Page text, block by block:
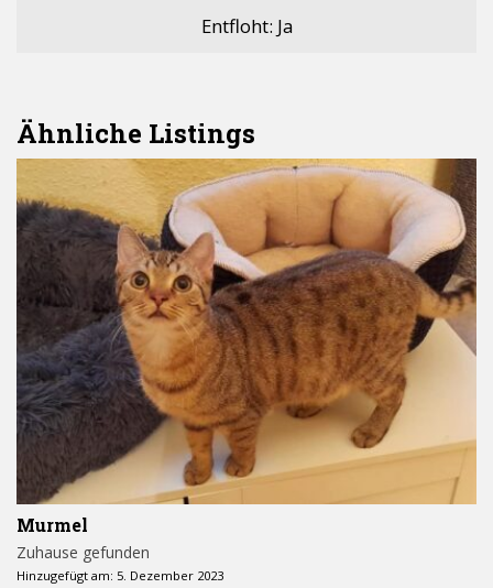
Entfloht: Ja
Ähnliche Listings
Murmel
Zuhause gefunden
Hinzugefügt am: 5. Dezember 2023